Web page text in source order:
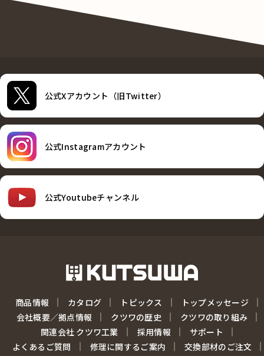
公式Xアカウント（旧Twitter）
公式Instagramアカウント
公式Youtubeチャンネル
商品情報 カタログ トピックス
トップメッセージ
会社概要／拠点情報
クツワの歴史
クツワの取り組み
関連会社 クツワ工業
採用情報
サポート
よくあるご質問
修理に関するご案内
交換部材のご注文